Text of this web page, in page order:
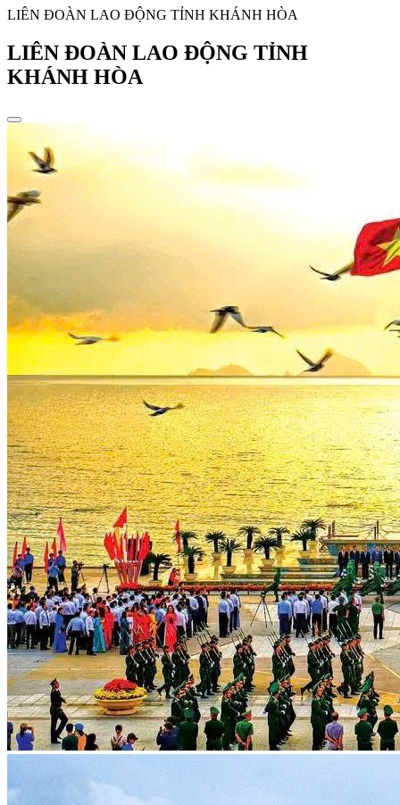
LIÊN ĐOÀN LAO ĐỘNG TỈNH KHÁNH HÒA
LIÊN ĐOÀN LAO ĐỘNG TỈNH
KHÁNH HÒA